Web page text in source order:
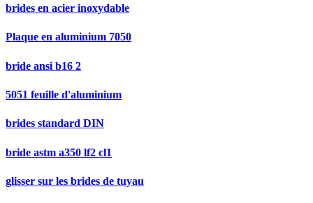
brides en acier inoxydable
Plaque en aluminium 7050
bride ansi b16 2
5051 feuille d'aluminium
brides standard DIN
bride astm a350 lf2 cl1
glisser sur les brides de tuyau